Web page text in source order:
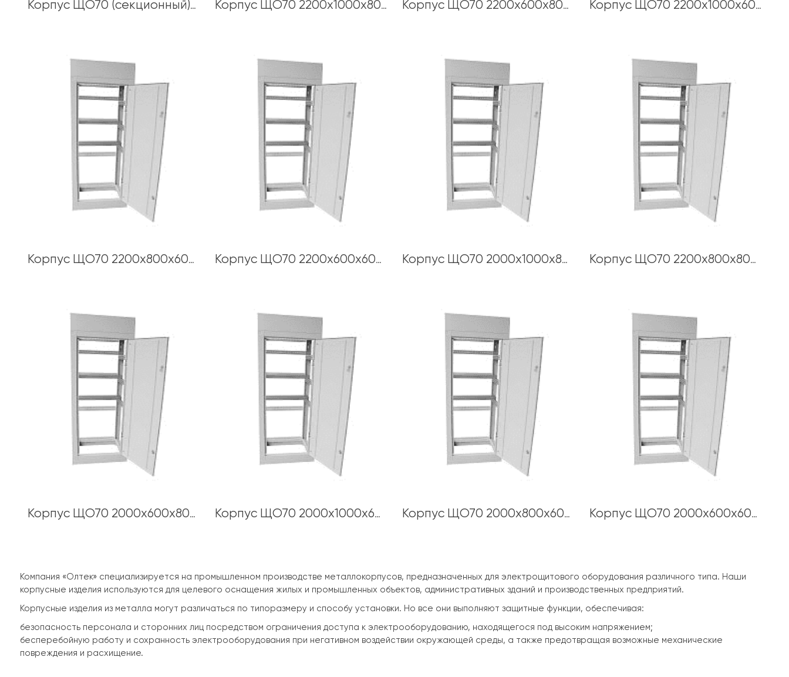
Корпус ЩО70 (секционный)2200х400х600 толщина каркаса 1,5 мм Корпус ЩО70 2200х1000х800 толщина каркаса 1,5 мм Корпус ЩО70 2200х600х800 толщина каркаса 1,5 мм Корпус ЩО70 2200х1000х600 толщина каркаса 1,5 мм
Корпус ЩО70 2200х800х600 толщина каркаса 1,5 мм Корпус ЩО70 2200х600х600 толщина каркаса 1,5 мм Корпус ЩО70 2000х1000х800 толщина каркаса 1,5 мм Корпус ЩО70 2200х800х800 толщина каркаса 1,5 мм
Корпус ЩО70 2000х600х800 толщина каркаса 1,5 мм Корпус ЩО70 2000х1000х600 толщина каркаса 1,5 мм Корпус ЩО70 2000х800х600 толщина каркаса 1,5 мм Корпус ЩО70 2000х600х600 толщина каркаса 1,5 мм
Компания «Олтек» специализируется на промышленном производстве металлокорпусов, предназначенных для электрощитового оборудования различного типа. Наши
корпусные изделия используются для целевого оснащения жилых и промышленных объектов, административных зданий и производственных предприятий.
Корпусные изделия из металла могут различаться по типоразмеру и способу установки. Но все они выполняют защитные функции, обеспечивая:
безопасность персонала и сторонних лиц посредством ограничения доступа к электрооборудованию, находящегося под высоким напряжением;
бесперебойную работу и сохранность электрооборудования при негативном воздействии окружающей среды, а также предотвращая возможные механические
повреждения и расхищение.